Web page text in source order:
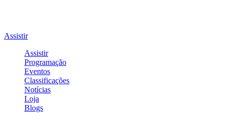
Assistir
Assistir
Programação
Eventos
Classificações
Notícias
Loja
Blogs